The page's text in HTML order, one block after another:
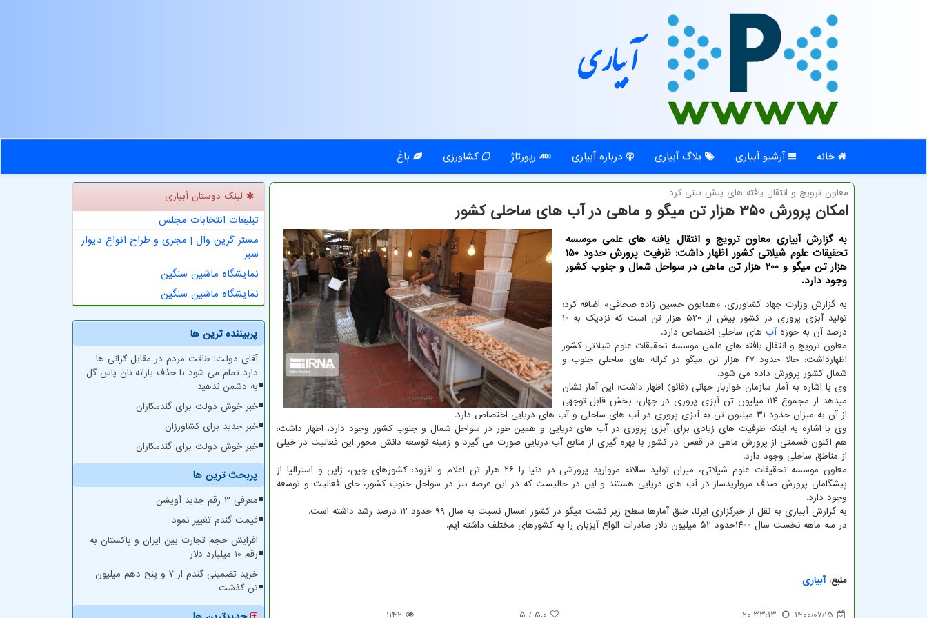
آبیاری
خانه آرشیو آبیاری بلاگ آبیاری درباره آبیاری رپورتاژ کشاورزی باغ
معاون ترویج و انتقال یافته های پیش بینی كرد:
امکان پرورش ۳۵۰ هزار تن میگو و ماهی در آب های ساحلی کشور
به گزارش آبیاری معاون ترویج و انتقال یافته های علمی موسسه
تحقیقات علوم شیلاتی کشور اظهار داشت: ظرفیت پرورش حدود 150
هزار تن میگو و 200 هزار تن ماهی در سواحل شمال و جنوب کشور
وجود دارد.
به گزارش وزارت جهاد کشاورزی، «همایون حسین زاده صحافی» اضافه کرد:
تولید آبزی پروری در کشور بیش از ۵۲۰ هزار تن است که نزدیک به ۱۰
درصد آن به حوزهآب های ساحلی اختصاص دارد.
معاون ترویج و انتقال یافته های علمی موسسه تحقیقات علوم شیلاتی کشور
اظهارداشت: حالا حدود ۴۷ هزار تن میگو در کرانه های ساحلی جنوب و
شمال کشور پرورش داده می شود.
وی با اشاره به آمار سازمان خواربار جهانی (فائو) اظهار داشت: این آمار نشان
میدهد از مجموع ۱۱۴ میلیون تن آبزی پروری در جهان، بخش قابل توجهی
از آن به میزان حدود ۳۱ میلیون تن به آبزی پروری در آب های ساحلی و آب های دریایی اختصاص دارد.
وی با اشاره به اینکه ظرفیت های زیادی برای آبزی پروری در آب های دریایی و همین طور در سواحل شمال و جنوب کشور وجود دارد، اظهار داشت:
هم اکنون قسمتی از پرورش ماهی در قفس در کشور با بهره گیری از منابع آب دریایی صورت می گیرد و زمینه توسعه دانش محور این فعالیت در خیلی
از مناطق ساحلی وجود دارد.
معاون موسسه تحقیقات علوم شیلاتی، میزان تولید سالانه مروارید پرورشی در دنیا را ۲۶ هزار تن اعلام و افزود: کشورهای چین، ژاپن و استرالیا از
پیشگامان پرورش صدف مرواریدساز در آب های دریایی هستند و این در حالیست که در این عرصه نیز در سواحل جنوب کشور، جای فعالیت و توسعه
وجود دارد.
به گزارش آبیاری به نقل از خبرگزاری ایرنا، طبق آمارها سطح زیر کشت میگو در کشور امسال نسبت به سال ۹۹ حدود ۱۲ درصد رشد داشته است.
در سه ماهه نخست سال ۱۴۰۰حدود ۵۲ میلیون دلار صادرات انواع آبزیان را به کشورهای مختلف داشته ایم.
منبع:آبیاری
1400/07/15
20:33:13
5.0
/ 5
1142
لینک دوستان آبیاری
تبلیغات انتخابات مجلس
مستر گرین وال | مجری و طراح انواع دیوار
سبز
نمایشگاه ماشین سنگین
نمایشگاه ماشین سنگین
پربیننده ترین ها
آقای دولت! طاقت مردم در مقابل گرانی ها
دارد تمام می شود با حذف یارانه نان پاس گل
به دشمن ندهید
خبر خوش دولت برای گندمکاران
خبر جدید برای کشاورزان
خبر خوش دولت برای گندمکاران
پربحث ترین ها
معرفی ۳ رقم جدید آویشن
قیمت گندم تغییر نمود
افزایش حجم تجارت بین ایران و پاکستان به
رقم 10 میلیارد دلار
خرید تضمینی گندم از ۷ و پنج دهم میلیون
تن گذشت